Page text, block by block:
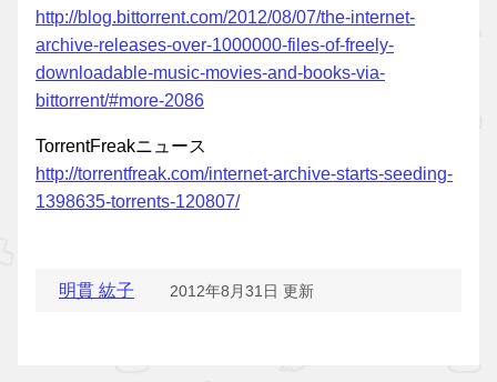
http://blog.bittorrent.com/2012/08/07/the-internet-
archive-releases-over-1000000-files-of-freely-
downloadable-music-movies-and-books-via-
bittorrent/#more-2086
TorrentFreakニュース
http://torrentfreak.com/internet-archive-starts-seeding-
1398635-torrents-120807/
明貫 紘子 2012年8月31日 更新